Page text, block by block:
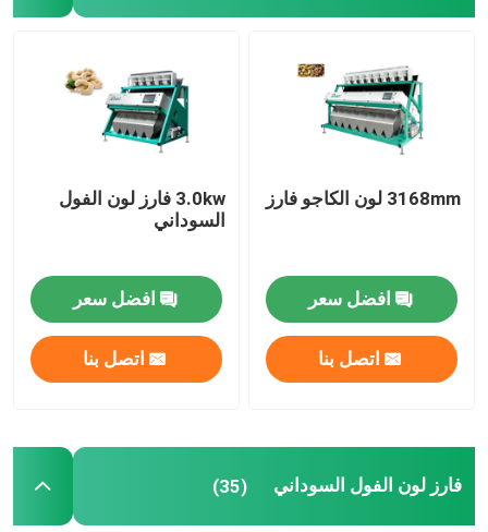
فارز لون التوابل
فارز لون السمسم
فارز لون البلاستيك
3168mm لون الكاجو فارز
افضل سعر
اتصل بنا
3.0kw فارز لون الفول
السوداني
افضل سعر
اتصل بنا
فارز لون الفول السوداني (35)